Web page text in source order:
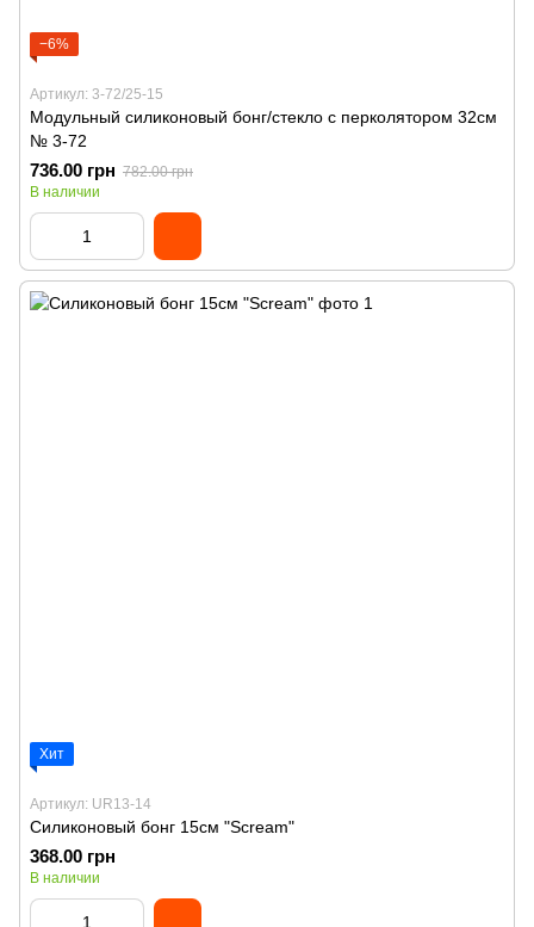
−6%
Артикул: 3-72/25-15
Модульный силиконовый бонг/стекло с перколятором 32см
№ 3-72
736.00 грн 782.00 грн
В наличии
Хит
Артикул: UR13-14
Силиконовый бонг 15см "Scream"
368.00 грн
В наличии